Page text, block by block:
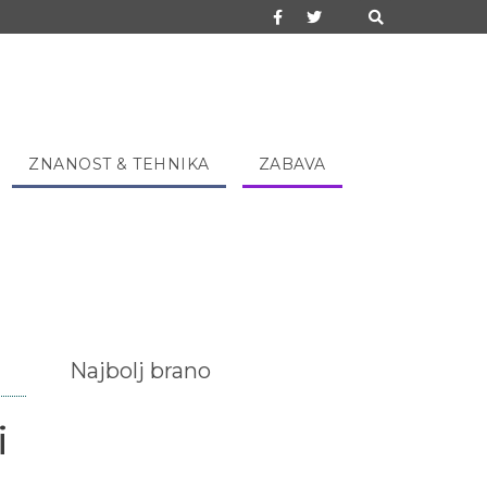
ZNANOST & TEHNIKA ZABAVA
Najbolj brano